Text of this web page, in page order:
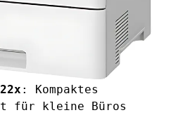
: Kompaktes
für kleine Büros